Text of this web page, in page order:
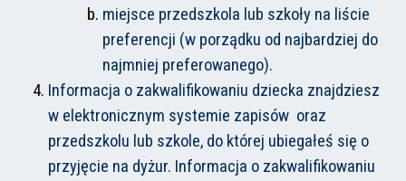
miejsce przedszkola lub szkoły na liście
preferencji (w porządku od najbardziej do
najmniej preferowanego).
Informacja o zakwalifikowaniu dziecka znajdziesz
w elektronicznym systemie zapisów oraz
przedszkolu lub szkole, do której ubiegałeś się o
przyjęcie na dyżur. Informacja o zakwalifikowaniu